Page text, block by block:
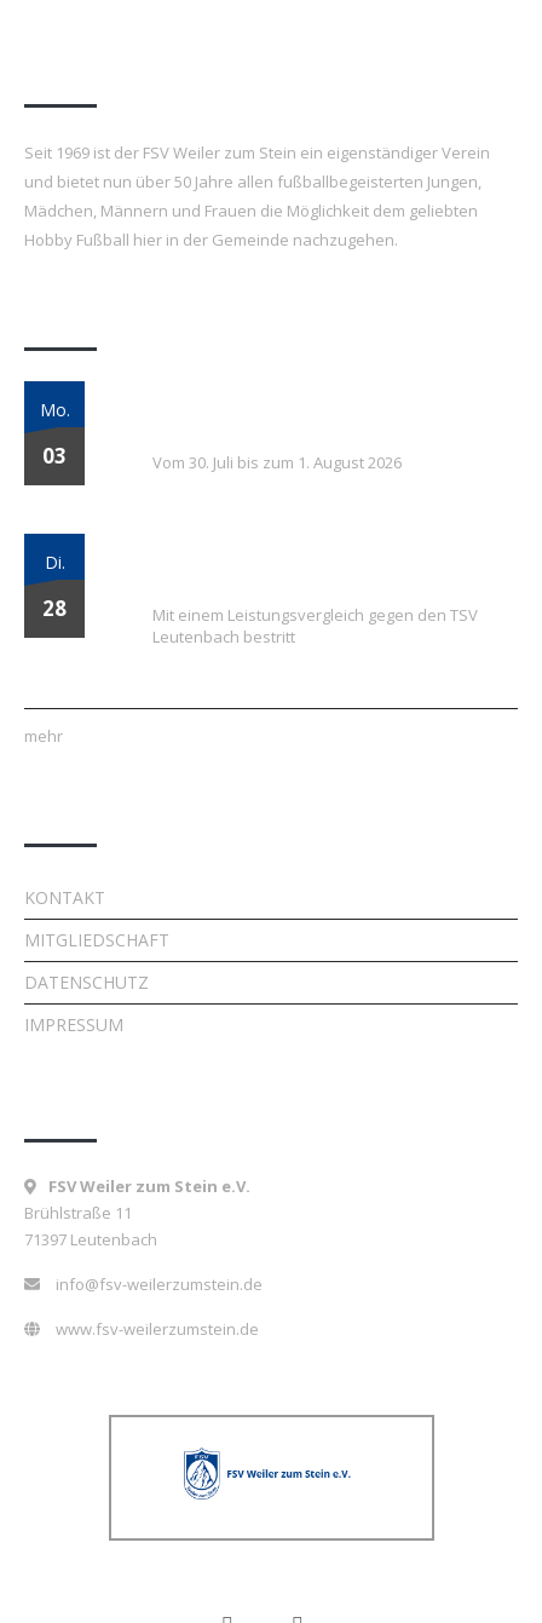
Seit 1969 ist der FSV Weiler zum Stein ein eigenständiger Verein
und bietet nun über 50 Jahre allen fußballbegeisterten Jungen,
Mädchen, Männern und Frauen die Möglichkeit dem geliebten
Hobby Fußball hier in der Gemeinde nachzugehen.
Mo.
03 Vom 30. Juli bis zum 1. August 2026
Di.
28
Mit einem Leistungsvergleich gegen den TSV
Leutenbach bestritt
mehr
KONTAKT
MITGLIEDSCHAFT
DATENSCHUTZ
IMPRESSUM
FSV Weiler zum Stein e.V.
Brühlstraße 11
71397 Leutenbach
info@fsv-weilerzumstein.de
www.fsv-weilerzumstein.de